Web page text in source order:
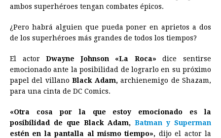
b
o
e
g
r
s
p
a
s
e
e
t
e
I
l
n
ambos superhéroes tengan combates épicos.
¿Pero habrá alguien que pueda poner en aprietos a dos
de los superhéroes más grandes de todos los tiempos?
El actorDwayne Johnson «La Roca» dice sentirse
emocionado ante la posibilidad de lograrlo en su próximo
papel del villano Black Adam, archienemigo de Shazam,
para una cinta de DC Comics.
«Otra cosa por la que estoy emocionado es la
posibilidad de que Black Adam, Batman y Superman
estén en la pantalla al mismo tiempo», dijo el actor la